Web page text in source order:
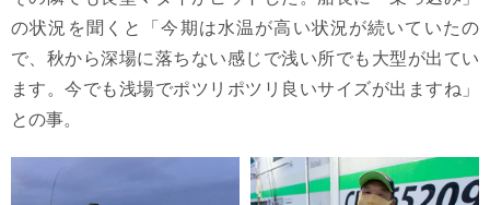
の状況を聞くと「今期は水温が高い状況が続いていたの
で、秋から深場に落ちない感じで浅い所でも大型が出てい
ます。今でも浅場でポツリポツリ良いサイズが出ますね」
との事。